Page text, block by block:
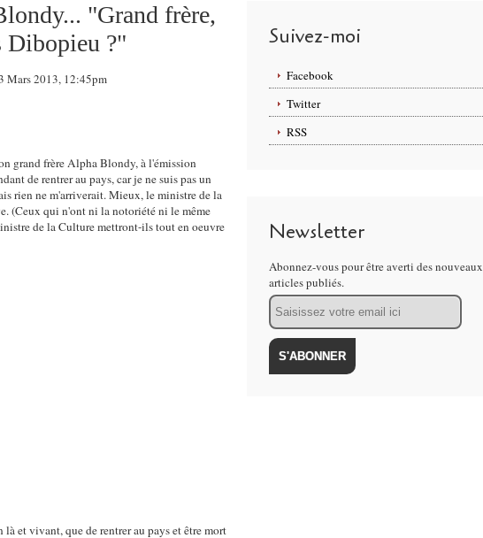
"Grand frère,
Dibopieu ?"
Mars 2013, 12:45pm
grand frère Alpha Blondy, à l'émission
de rentrer au pays, car je ne suis pas un
rien ne m'arriverait. Mieux, le ministre de la
(Ceux qui n'ont ni la notoriété ni le même
de la Culture mettront-ils tout en oeuvre
et vivant, que de rentrer au pays et être mort
Suivez-moi
Facebook
Twitter
RSS
Newsletter
Abonnez-vous pour être averti des nouveaux
articles publiés.
Email